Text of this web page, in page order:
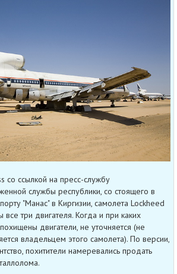
со ссылкой на пресс-службу
службы республики, со стоящего в
"Манас" в Киргизии, самолета Lockheed
три двигателя. Когда и при каких
двигатели, не уточняется (не
владельцем этого самолета). По версии,
похитители намеревались продать